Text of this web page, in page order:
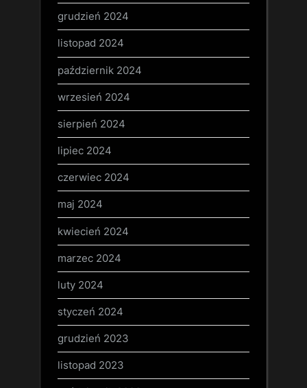
grudzień 2024
listopad 2024
październik 2024
wrzesień 2024
sierpień 2024
lipiec 2024
czerwiec 2024
maj 2024
kwiecień 2024
marzec 2024
luty 2024
styczeń 2024
grudzień 2023
listopad 2023